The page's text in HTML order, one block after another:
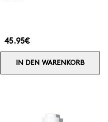
45.95€
IN DEN WARENKORB